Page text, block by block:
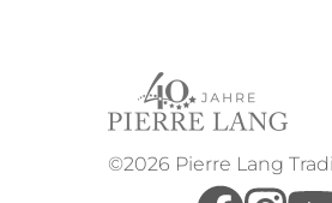
©2026 Pierre Lang